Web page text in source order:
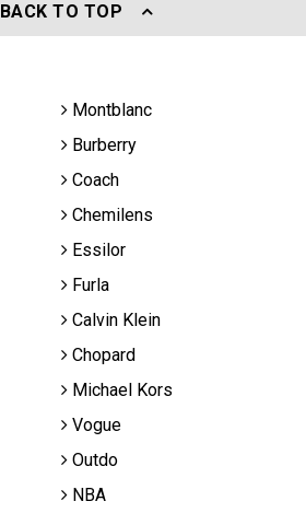
BACK TO TOP
Montblanc
Burberry
Coach
Chemilens
Essilor
Furla
Calvin Klein
Chopard
Michael Kors
Vogue
Outdo
NBA